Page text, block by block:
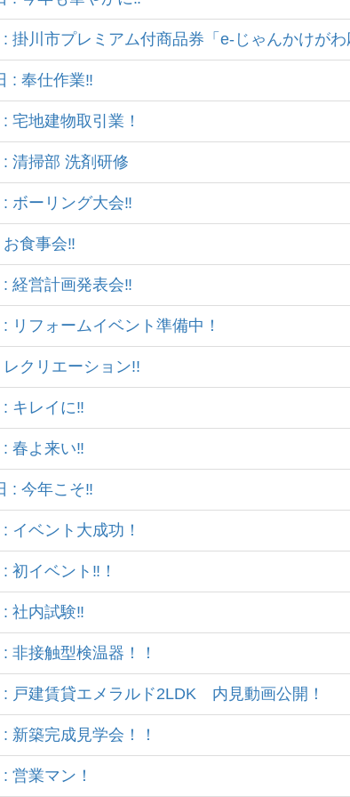
掛川市プレミアム付商品券「e-じゃんかけがわ
: 奉仕作業‼
宅地建物取引業！
清掃部 洗剤研修
ボーリング大会‼
食事会‼
経営計画発表会‼
リフォームイベント準備中！
クリエーション!!
キレイに‼
春よ来い‼
: 今年こそ‼
イベント大成功！
初イベント‼！
社内試験‼
非接触型検温器！！
戸建賃貸エメラルド2LDK 内見動画公開！
新築完成見学会！！
営業マン！